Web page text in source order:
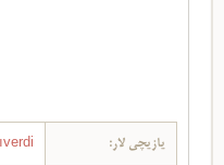
یازیچی لار: